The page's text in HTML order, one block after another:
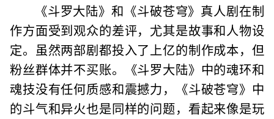
《斗罗大陆》和《斗破苍穹》真人剧在制
作方面受到观众的差评，尤其是故事和人物设
定。虽然两部剧都投入了上亿的制作成本，但
粉丝群体并不买账。《斗罗大陆》中的魂环和
魂技没有任何质感和震撼力，《斗破苍穹》中
的斗气和异火也是同样的问题，看起来像是玩